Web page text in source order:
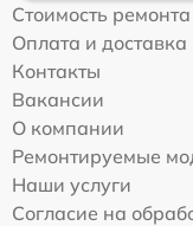
Стоимость ремонта
Оплата и доставка
Контакты
Вакансии
О компании
Ремонтируемые
Наши услуги
Согласие на